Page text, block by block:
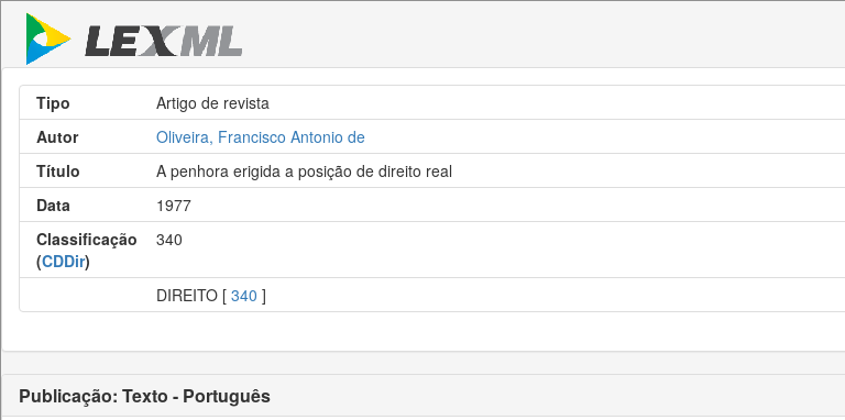
Tipo
Artigo de revista
Autor
Oliveira, Francisco Antonio de
Título
A penhora erigida a posição de direito real
Data
1977
Classificação
(CDDir)
340
DIREITO [ 340 ]
Publicação: Texto - Português